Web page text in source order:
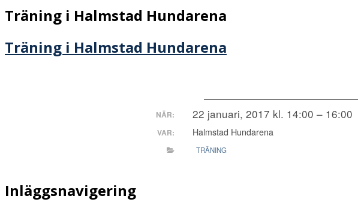
Träning i Halmstad Hundarena
Träning i Halmstad Hundarena
NÄR: 22 januari, 2017 kl. 14:00 – 16:00
VAR: Halmstad Hundarena
TRÄNING
Inläggsnavigering